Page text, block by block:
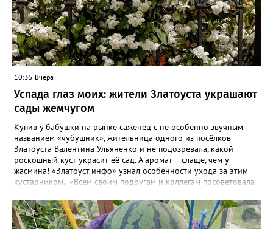
10:35 Вчера
Услада глаз моих: жители Златоуста украшают
сады жемчугом
Купив у бабушки на рынке саженец с не особенно звучным
названием «чубушник», жительница одного из посёлков
Златоуста Валентина Ульяненко и не подозревала, какой
роскошный куст украсит её сад. А аромат – слаще, чем у
жасмина! «Златоуст.инфо» узнал особенности ухода за этим
кустарником. «Всем своим подругам и коллегам посоветовала
городе всё больше, - рассказала нашему порталу Валентина. – У
меня растёт, на мой взгляд, самый красивый сорт – «Жемчуг».
Моему кусту (на фото) четыре года, достаточно компактный.